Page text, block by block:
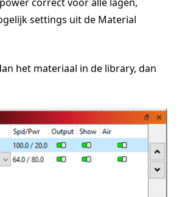
settings uit de Material
het materiaal in de library, dan